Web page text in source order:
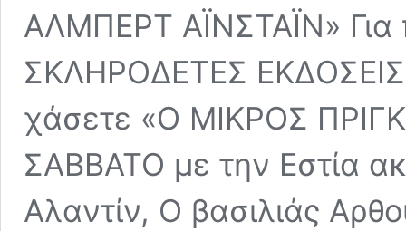
ΑΛΜΠΕΡΤ ΑΪΝΣΤΑΪΝ» Για
ΣΚΛΗΡΟΔΕΤΕΣ ΕΚΔΟΣΕΙΣ
χάσετε «Ο ΜΙΚΡΟΣ
ΣΑΒΒΑΤΟ με την Εστία
Αλαντίν, Ο βασιλιάς